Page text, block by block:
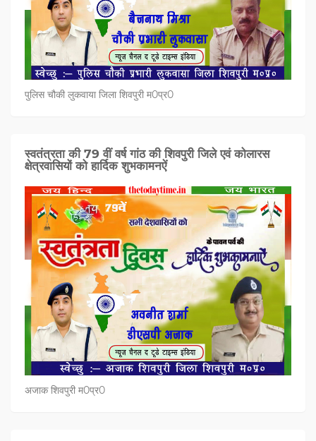
पुलिस चौकी लुकवाया जिला शिवपुरी म0प्र0
स्वतंत्रता की 79 वीं वर्ष गांठ की शिवपुरी जिले एवं कोलारस
क्षेत्रवासियों को हार्दिक शुभकामनऐं
अजाक शिवपुरी म0प्र0